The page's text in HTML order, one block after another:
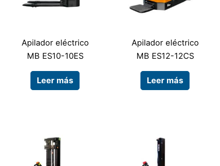
Apilador eléctrico
MB ES10-10ES
Leer más
Apilador eléctrico
MB ES12-12CS
Leer más